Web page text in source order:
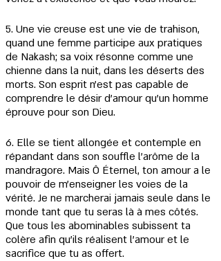
5. Une vie creuse est une vie de trahison,
quand une femme participe aux pratiques
de Nakash; sa voix résonne comme une
chienne dans la nuit, dans les déserts des
morts. Son esprit n'est pas capable de
comprendre le désir d'amour qu'un homme
éprouve pour son Dieu.
6. Elle se tient allongée et contemple en
répandant dans son souffle l'arôme de la
mandragore. Mais Ô Éternel, ton amour a le
pouvoir de m'enseigner les voies de la
vérité. Je ne marcherai jamais seule dans le
monde tant que tu seras là à mes côtés.
Que tous les abominables subissent ta
colère afin qu'ils réalisent l'amour et le
sacrifice que tu as offert.